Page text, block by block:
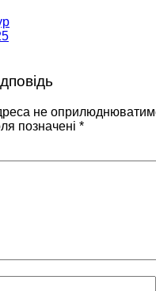
не
позначені *